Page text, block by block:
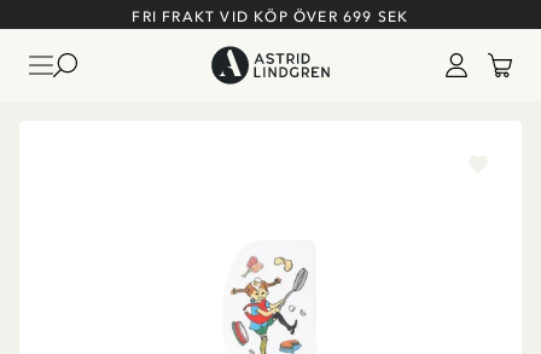
FRI FRAKT VID KÖP ÖVER 699 SEK